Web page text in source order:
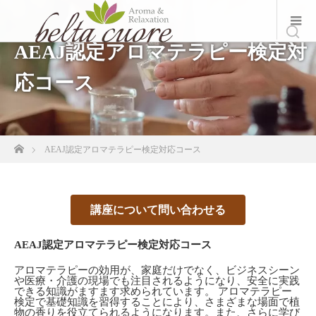
AEAJ認定アロマテラピー検定対
応コース
ホームAEAJ認定アロマテラピー検定対応コース
講座について問い合わせる
AEAJ認定アロマテラピー検定対応コース
アロマテラピーの効用が、家庭だけでなく、ビジネスシーン
や医療・介護の現場でも注目されるようになり、安全に実践
できる知識がますます求められています。 アロマテラピー
検定で基礎知識を習得することにより、さまざまな場面で植
物の香りを役立てられるようになります。また、さらに学び